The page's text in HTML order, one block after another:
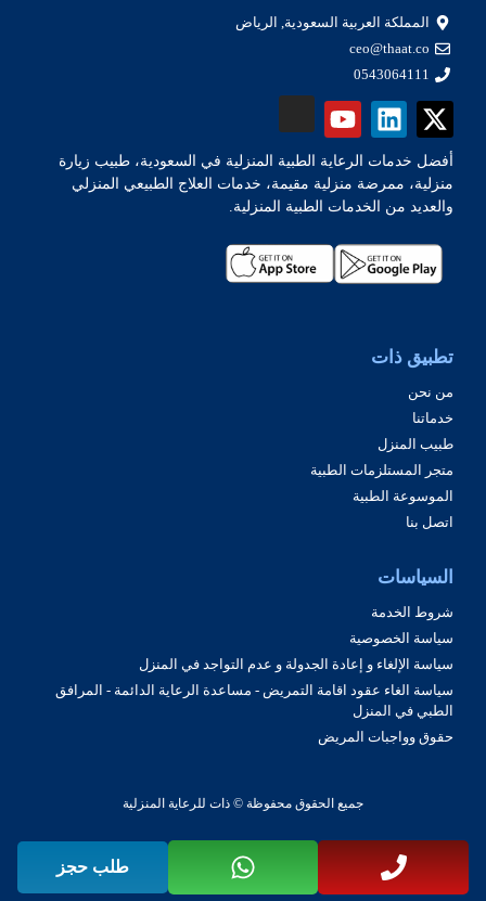
المملكة العربية السعودية, الرياض
ceo@thaat.co
0543064111
أفضل خدمات الرعاية الطبية المنزلية في السعودية، طبيب زيارة
منزلية، ممرضة منزلية مقيمة، خدمات العلاج الطبيعي المنزلي
والعديد من الخدمات الطبية المنزلية.
تطبيق ذات
من نحن
خدماتنا
طبيب المنزل
متجر المستلزمات الطبية
الموسوعة الطبية
اتصل بنا
السياسات
شروط الخدمة
سياسة الخصوصية
سياسة الإلغاء و إعادة الجدولة و عدم التواجد في المنزل
سياسة الغاء عقود اقامة التمريض - مساعدة الرعاية الدائمة - المرافق
الطبي في المنزل
حقوق وواجبات المريض
جميع الحقوق محفوظة © ذات للرعاية المنزلية
طلب حجز